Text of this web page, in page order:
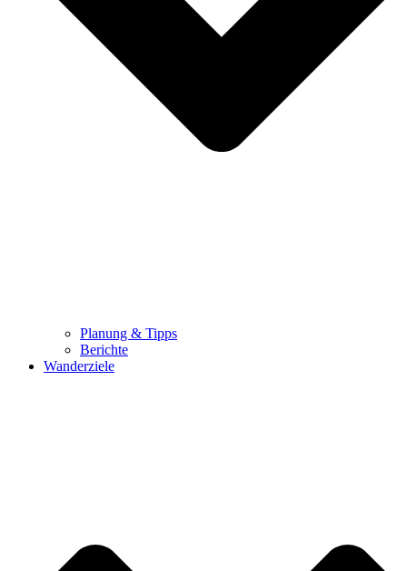
Planung & Tipps
Berichte
Wanderziele